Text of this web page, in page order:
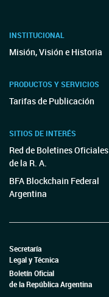
INSTITUCIONAL
Misión, Visión e Historia
PRODUCTOS Y SERVICIOS
Tarifas de Publicación
SITIOS DE INTERÉS
Red de Boletines Oficiales
de la R. A.
BFA Blockchain Federal
Argentina
Secretaría
Legal y Técnica
Boletín Oficial
de la República Argentina